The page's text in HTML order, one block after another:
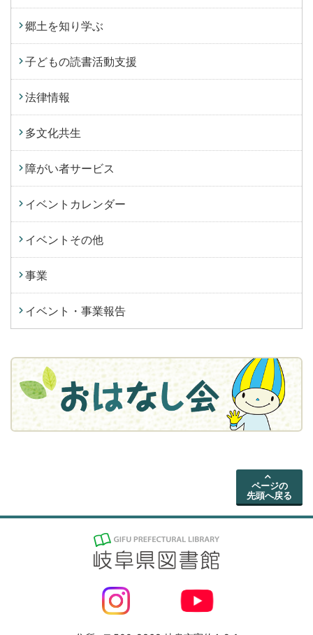
郷土を知り学ぶ
子どもの読書活動支援
法律情報
多文化共生
障がい者サービス
イベントカレンダー
イベントその他
事業
イベント・事業報告
ページの
先頭へ戻る